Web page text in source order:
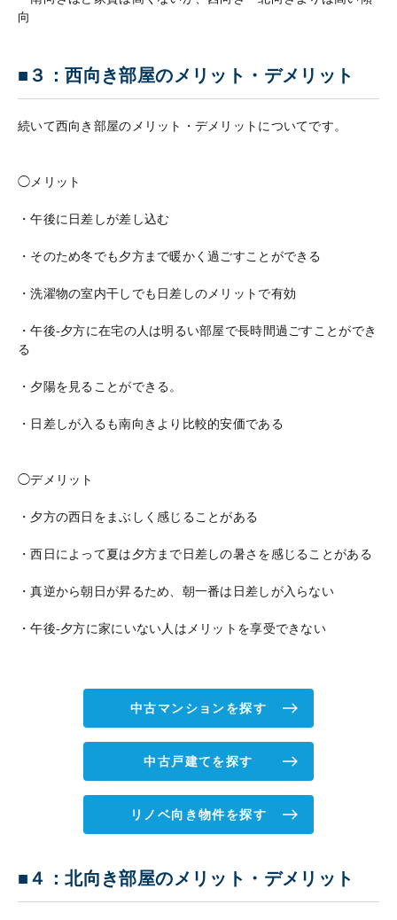
向
■３：西向き部屋のメリット・デメリット
続いて西向き部屋のメリット・デメリットについてです。
◯メリット
・午後に日差しが差し込む
・そのため冬でも夕方まで暖かく過ごすことができる
・洗濯物の室内干しでも日差しのメリットで有効
・午後-夕方に在宅の人は明るい部屋で長時間過ごすことができ
る
・夕陽を見ることができる。
・日差しが入るも南向きより比較的安価である
◯デメリット
・夕方の西日をまぶしく感じることがある
・西日によって夏は夕方まで日差しの暑さを感じることがある
・真逆から朝日が昇るため、朝一番は日差しが入らない
・午後-夕方に家にいない人はメリットを享受できない
中古マンションを探す
中古戸建てを探す
リノベ向き物件を探す
■４：北向き部屋のメリット・デメリット